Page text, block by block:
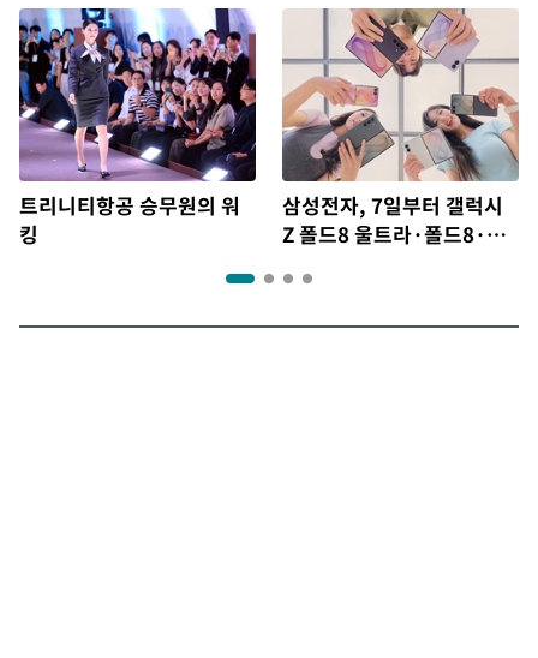
트리니티항공 승무원의 워
킹
삼성전자, 7일부터 갤럭시
Z 폴드8 울트라·폴드8·플